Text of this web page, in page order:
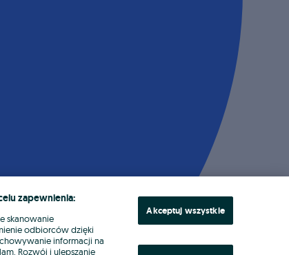
zapewnienia:
skanowanie
odbiorców dzięki
informacji na
Rozwój i ulepszanie
Akceptuj wszystkie